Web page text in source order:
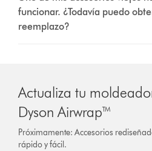
funcionar. ¿Todavía puedo
reemplazo?
Actualiza tu
Dyson Airwrap™
Próximamente: Accesorios
rápido y fácil.